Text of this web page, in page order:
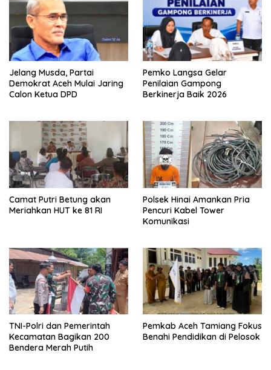
Jelang Musda, Partai
Demokrat Aceh Mulai Jaring
Calon Ketua DPD
Pemko Langsa Gelar
Penilaian Gampong
Berkinerja Baik 2026
Camat Putri Betung akan
Meriahkan HUT ke 81 RI
Polsek Hinai Amankan Pria
Pencuri Kabel Tower
Komunikasi
TNI-Polri dan Pemerintah
Kecamatan Bagikan 200
Bendera Merah Putih
Pemkab Aceh Tamiang Fokus
Benahi Pendidikan di Pelosok